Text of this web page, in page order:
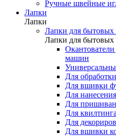
Ручные швейные
Лапки
Лапки
Лапки для
Лапки для
машин
Для
Для вшивки
Для
Для
Для
Для
Для вшивки